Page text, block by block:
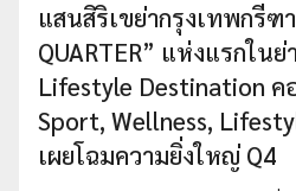
แสนสิริเขย่ากรุงเทพกรีฑ
QUARTER” แห่งแรกใน
Lifestyle Destination
Sport, Wellness,
เผยโฉมความยิ่งใหญ่ Q4